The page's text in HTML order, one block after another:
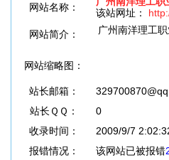
网站名称：
该站网址：
网站简介：
广州南洋理工
网站缩略图：
站长邮箱：
站长ＱＱ：
0
收录时间：
2009/9/7
报错情况：
该网站已被报错